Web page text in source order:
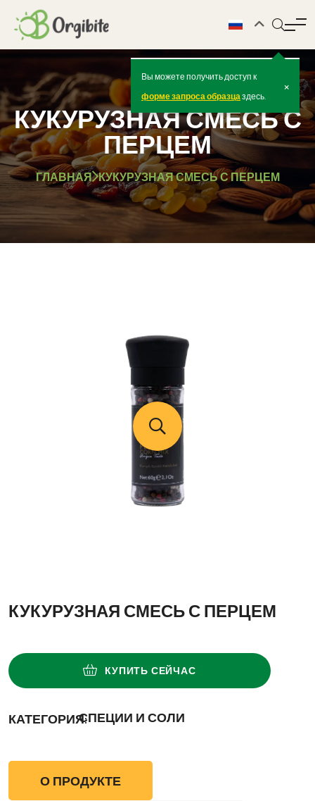
Вы можете получить доступ к
форме запроса образца здесь.
×
КУКУРУЗНАЯ СМЕСЬ С
ПЕРЦЕМ
ГЛАВНАЯ КУКУРУЗНАЯ СМЕСЬ С ПЕРЦЕМ
КУКУРУЗНАЯ СМЕСЬ С ПЕРЦЕМ
КУПИТЬ СЕЙЧАС
КАТЕГОРИЯ:СПЕЦИИ И СОЛИ
О ПРОДУКТЕ